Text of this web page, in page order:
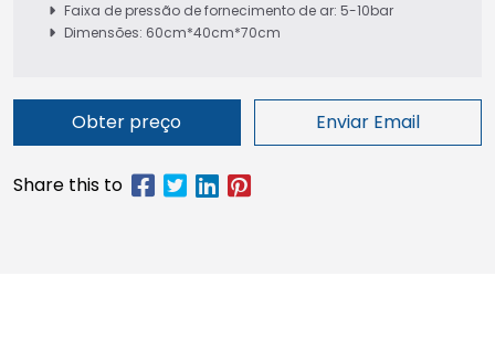
Faixa de pressão de fornecimento de ar: 5-10bar
Dimensões: 60cm*40cm*70cm
Obter preço Enviar Email